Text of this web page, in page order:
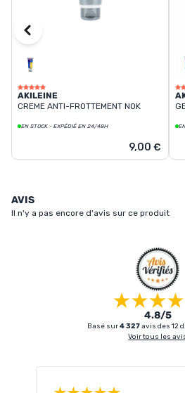
AKILEINE
CREME ANTI-FROTTEMENT NOK
EN STOCK - EXPÉDIÉ EN 24/48H
9,00 €
AVIS
Il n'y a pas encore d'avis sur ce produit
4.8/5
Basé sur4 327avis des 12
Voir tous les